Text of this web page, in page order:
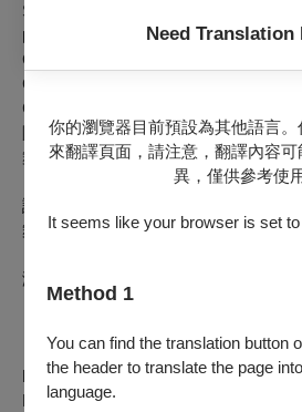
Need Translation
你的瀏覽器目前預設為其他語言
來翻譯頁面，請注意，翻譯內容
異，僅供參考使用
It seems like your browser is set
Method 1
You can find the translation button
the header to translate the page
language.
Sooji Yim
的技術實力與細膩的舞台表現備受矚
Geonhee Park
GRAND PRIX
Company
除參與《仙女》演出外，兩位舞者亦
舞碼，為演出增添更多精彩亮點。
誠摯邀請您蒞臨觀賞，一同見證這群
舞台的蛻變。
演出內容
舞台課堂呈現（全體學員）
古典小品舞碼
Raymonda
Paquita